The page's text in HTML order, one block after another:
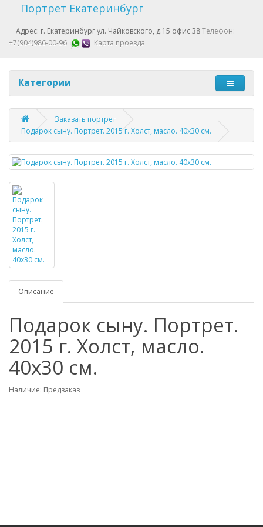
Портрет Екатеринбург
Адрес: г. Екатеринбург ул. Чайковского, д.15 офис 38Телефон:
+7(904)986-00-96
Карта проезда
Категории
Заказать портрет
Подарок сыну. Портрет. 2015 г. Холст, масло. 40х30 см.
Описание
Подарок сыну. Портрет.
2015 г. Холст, масло.
40х30 см.
Наличие: Предзаказ